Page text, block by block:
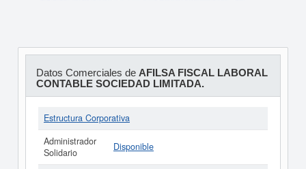
Datos Comerciales de AFILSA FISCAL LABORAL
CONTABLE SOCIEDAD LIMITADA.
Estructura Corporativa
Administrador
Solidario
Disponible